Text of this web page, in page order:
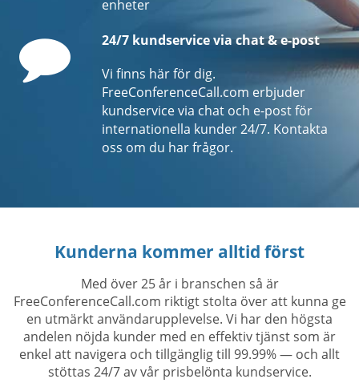
enheter
Comment
24/7 kundservice via chat & e-post
Vi finns här för dig.
FreeConferenceCall.com erbjuder
kundservice via chat och e-post för
internationella kunder 24/7. Kontakta
oss om du har frågor.
Kunderna kommer alltid först
Med över 25 år i branschen så är
FreeConferenceCall.com riktigt stolta över att kunna ge
en utmärkt användarupplevelse. Vi har den högsta
andelen nöjda kunder med en effektiv tjänst som är
enkel att navigera och tillgänglig till 99.99% — och allt
stöttas 24/7 av vår prisbelönta kundservice.